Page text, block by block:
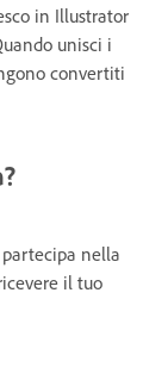
in Illustrator
unisci i
convertiti
nella
il tuo